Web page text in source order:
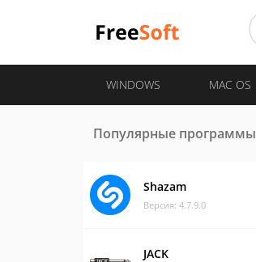
WINDOWS MAC OS
Популярные программы
Shazam
Версия: 4.7.9.0
JACK